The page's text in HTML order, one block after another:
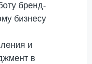
бренд-
бизнесу
и
в